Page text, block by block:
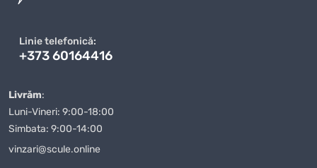
întotdeauna gata să vă ajute să faceți alegerea corectă.
FS
produs de calitate într-un timp scurt. Oferim diverse modalități
de plată, ceea ce face procesul de achiziție și mai convenabil
vom livra
Linie telefonică:
+373 60164416
Livrăm:
Luni-Vineri: 9:00-18:00
Simbata: 9:00-14:00
vinzari@scule.online